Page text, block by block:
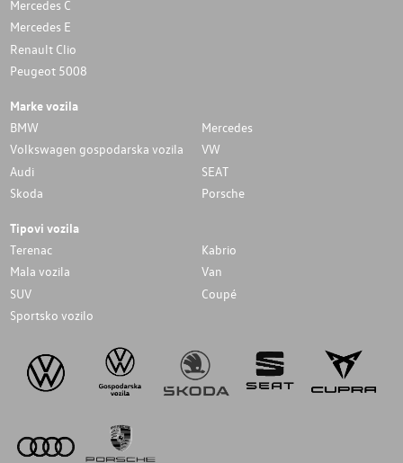
Mercedes C
Mercedes E
Renault Clio
Peugeot 5008
Marke vozila
BMW
Mercedes
Volkswagen gospodarska vozila
VW
Audi
SEAT
Skoda
Porsche
Tipovi vozila
Terenac
Kabrio
Mala vozila
Van
SUV
Coupé
Sportsko vozilo